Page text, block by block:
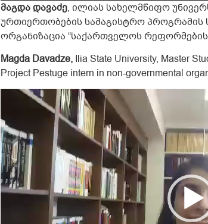
მაგდა დავაძე, ილიას სახელმწიფო
ურთიერთობების სამაგისტრო პროგრამის
ორგანიზაცია “საქართველოს რეფორმების
Magda Davadze, Ilia State University, Master
Project Pestuge intern in non-governmental
Video